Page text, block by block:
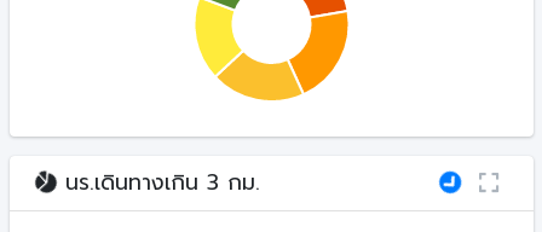
นร.เดินทางเกิน 3 กม.